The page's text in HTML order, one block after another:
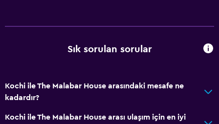
Sık sorulan sorular
Kochi ile The Malabar House arasındaki mesafe ne
kadardır?
Kochi ile The Malabar House arası ulaşım için en iyi